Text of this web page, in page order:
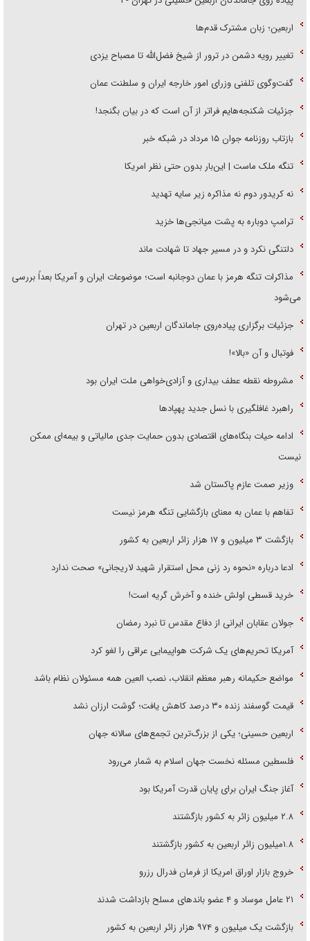
اربعین؛ زبان مشترک قدم‌ها
تغییر رویه دشمن در ترور از شیخ فضل‌الله تا مصباح یزدی
گفت‌وگوی تلفنی وزرای امور خارجه ایران و سلطنت عمان
جزئیات شکنجه‌هایم فراتر از آن است که در بیان بگنجد!
بازتاب روزنامه جوان ۱۵ مرداد در شبکه خبر
تنگه ملک ماست | این‌بار بدون حتی نظر امریکا
نه کریدور دوم نه مذاکره زیر سایه تهدید
ترامپ دوباره به پشت میانجی‌ها خزید
دلتنگی نکرد و در مسیر جهاد تا شهادت ماند
مذاکرات تنگه هرمز با عمان دوجانبه است؛ موضوعات ایران و آمریکا بعداً بررسی
می‌شود
جزئیات برگزاری پیاده‌روی جاماندگان اربعین در تهران
فوتبال و آن «بالا»!
مشروطه نقطه عطف بیداری و آزادی‌خواهی ملت ایران بود
راهبرد غافلگیری با نسل جدید پهپاد‌ها
ادامه حیات بنگاه‌های اقتصادی بدون حمایت جدی مالیاتی و بیمه‌ای ممکن
نیست
وزیر صمت عازم پاکستان شد
تفاهم با عمان به معنای بازگشایی تنگه هرمز نیست
بازگشت ۳ میلیون و ۱۷ هزار زائر اربعین به کشور
ادعا درباره «نحوه رد زنی محل استقرار شهید لاریجانی» صحت ندارد
خرید قسطی اولش خنده و آخرش گریه است!
جولان عقابان ایرانی از دفاع مقدس تا نبرد رمضان
آمریکا تحریم‌های یک شرکت هواپیمایی عراقی را لغو کرد
مواضع حکیمانه رهبر معظم انقلاب، نصب العین همه مسئولان نظام باشد
قیمت گوسفند زنده ۳۰ درصد کاهش یافت؛ گوشت ارزان نشد
اربعین حسینی؛ یکی از بزرگ‌ترین تجمع‌های سالانه جهان
فلسطین مسئله نخست جهان اسلام به شمار می‌رود
آغاز جنگ ایران برای پایان قدرت آمریکا بود
۲.۸ میلیون زائر به کشور بازگشتند
۱.۸میلیون زائر اربعین به کشور بازگشتند
خروج بازار اوراق امریکا از فرمان فدرال رزرو
۲۱ عامل موساد و ۴ عضو باند‌های مسلح بازداشت شدند
بازگشت یک میلیون و ۹۷۴ هزار زائر اربعین به کشور